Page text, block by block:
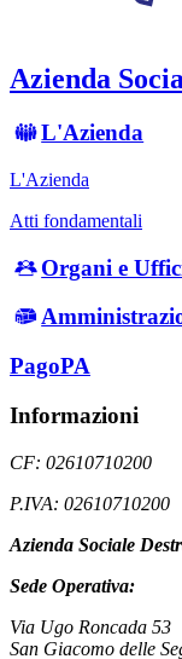
Azienda
L'Azienda
L'Azienda
Atti fondamentali
Organi e
PagoPA
Informazioni
CF: 02610710200
P.IVA: 02610710200
Azienda Sociale
Sede Operativa:
Via Ugo Roncada 53
San Giacomo delle